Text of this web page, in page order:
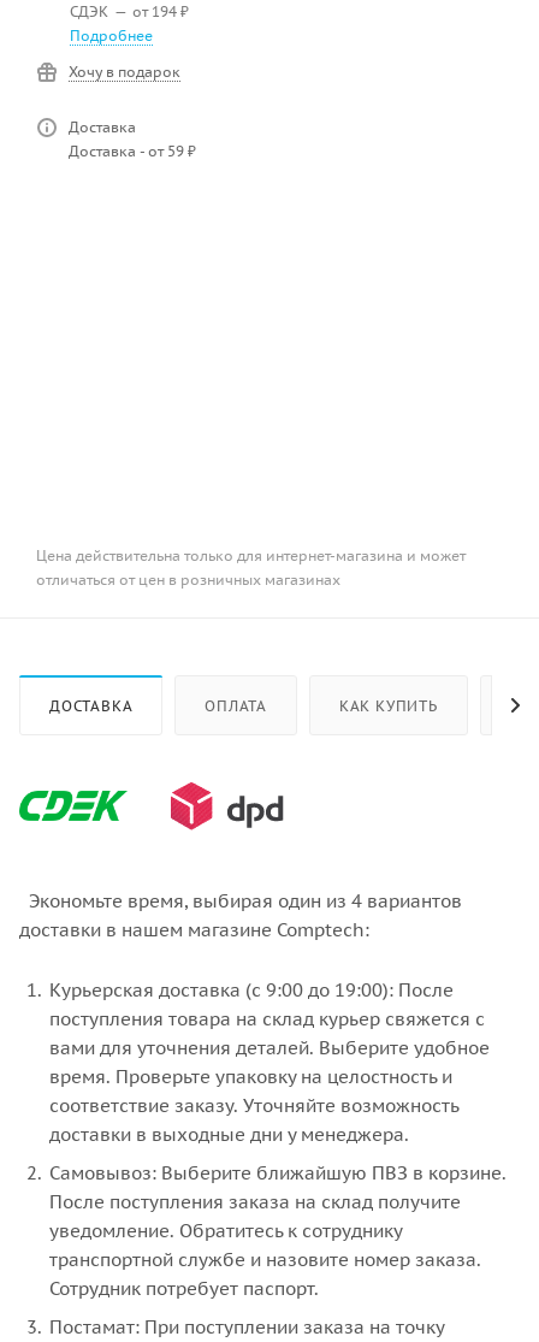
СДЭК — от 194 ₽
Подробнее
Хочу в подарок
Доставка
Доставка - от 59 ₽
Цена действительна только для интернет-магазина и может
отличаться от цен в розничных магазинах
ДОСТАВКА ОПЛАТА КАК КУПИТЬ
Экономьте время, выбирая один из 4 вариантов
доставки в нашем магазине Comptech:
Курьерская доставка (с 9:00 до 19:00): После
поступления товара на склад курьер свяжется с
вами для уточнения деталей. Выберите удобное
время. Проверьте упаковку на целостность и
соответствие заказу. Уточняйте возможность
доставки в выходные дни у менеджера.
Самовывоз: Выберите ближайшую ПВЗ в корзине.
После поступления заказа на склад получите
уведомление. Обратитесь к сотруднику
транспортной службе и назовите номер заказа.
Сотрудник потребует паспорт.
Постамат: При поступлении заказа на точку